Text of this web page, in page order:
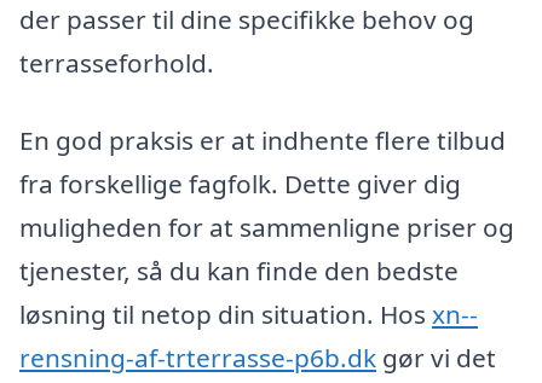
der passer til dine specifikke behov og
terrasseforhold.
En god praksis er at indhente flere tilbud
fra forskellige fagfolk. Dette giver dig
muligheden for at sammenligne priser og
tjenester, så du kan finde den bedste
løsning til netop din situation. Hos xn--
rensning-af-trterrasse-p6b.dk gør vi det